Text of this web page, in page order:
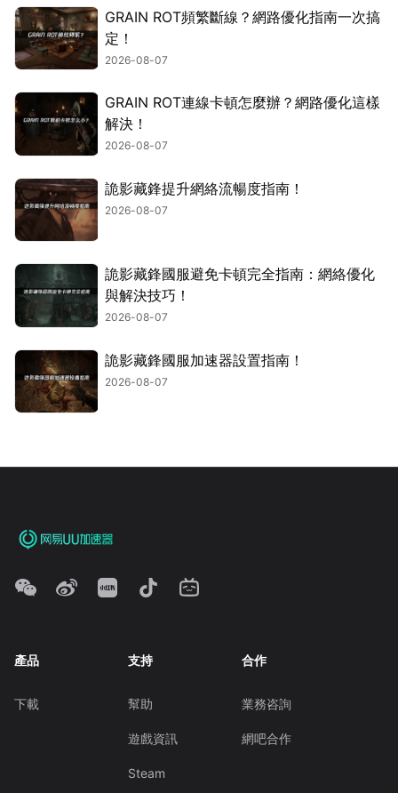
GRAIN ROT頻繁斷線？網路優化指南一次搞
定！
2026-08-07
GRAIN ROT連線卡頓怎麼辦？網路優化這樣
解決！
2026-08-07
詭影藏鋒提升網絡流暢度指南！
2026-08-07
詭影藏鋒國服避免卡頓完全指南：網絡優化
與解決技巧！
2026-08-07
詭影藏鋒國服加速器設置指南！
2026-08-07
產品
下載
支持
幫助
遊戲資訊
Steam
合作
業務咨詢
網吧合作